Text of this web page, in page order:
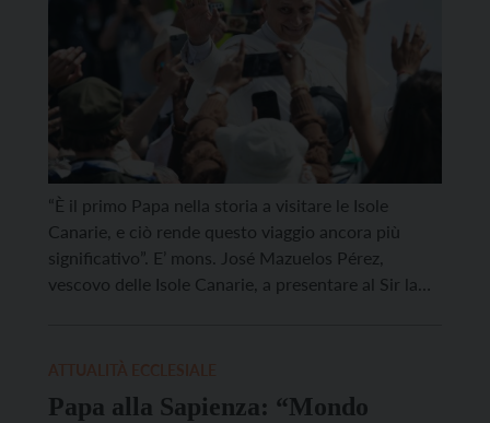
“È il primo Papa nella storia a visitare le Isole
Canarie, e ciò rende questo viaggio ancora più
significativo”. E’ mons. José Mazuelos Pérez,
vescovo delle Isole Canarie, a presentare al Sir la
Papa alla Sapienza: “Mondo